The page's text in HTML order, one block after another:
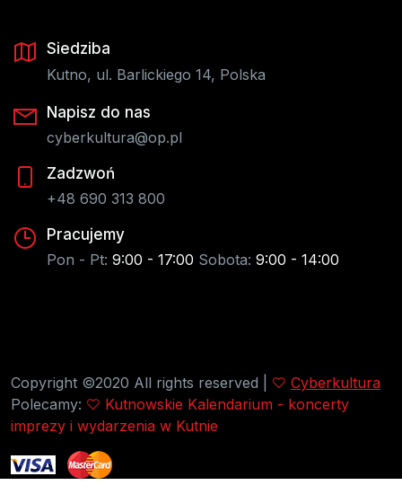
Siedziba
Kutno, ul. Barlickiego 14, Polska
Napisz do nas
cyberkultura@op.pl
Zadzwoń
+48 690 313 800
Pracujemy
Pon - Pt: 9:00 - 17:00 Sobota: 9:00 - 14:00
Copyright ©2020 All rights reserved |
Cyberkultura
Polecamy:
Kutnowskie Kalendarium - koncerty
imprezy i wydarzenia w Kutnie